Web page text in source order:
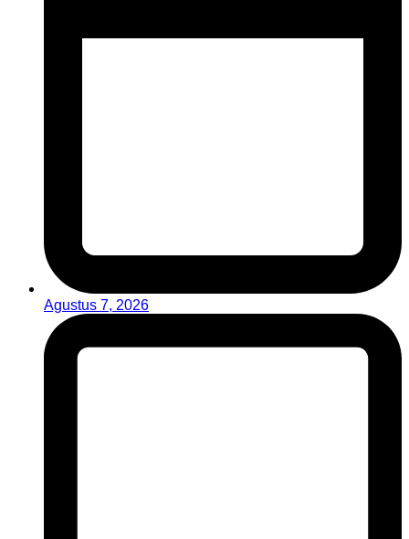
Agustus 7, 2026